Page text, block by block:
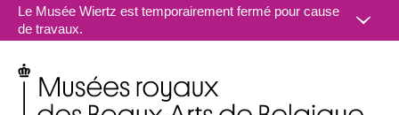
Aller au contenu
Le Musée Wiertz est temporairement fermé pour cause
de travaux.